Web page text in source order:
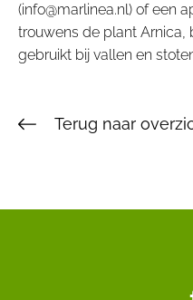
(info@marlinea.nl) of een
trouwens de plant Arnica,
gebruikt bij vallen en
Terug naar